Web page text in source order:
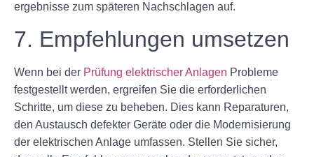
ergebnisse zum späteren Nachschlagen auf.
7. Empfehlungen umsetzen
Wenn bei der Prüfung elektrischer Anlagen Probleme
festgestellt werden, ergreifen Sie die erforderlichen
Schritte, um diese zu beheben. Dies kann Reparaturen,
den Austausch defekter Geräte oder die Modernisierung
der elektrischen Anlage umfassen. Stellen Sie sicher,